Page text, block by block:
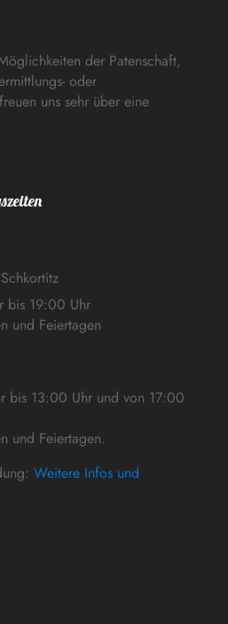
der Patenschaft,
oder
uns sehr über eine
bis 19:00 Uhr
und Feiertagen
bis 13:00 Uhr und von 17:00
und Feiertagen.
Weitere Infos und